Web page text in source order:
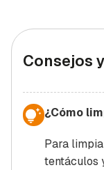
Consejos
¿Cómo
Para
tentáculos